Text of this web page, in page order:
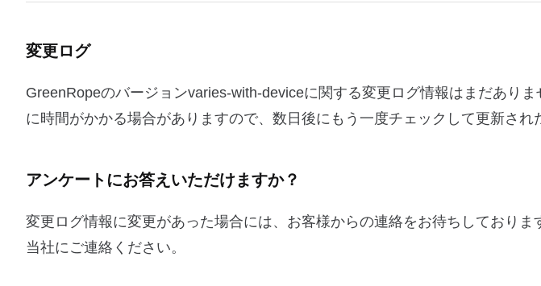
変更ログ
GreenRopeのバージョンvaries-with-deviceに関する変更ログ情報はまだあり
に時間がかかる場合がありますので、数日後にもう一度チェックして更新され
アンケートにお答えいただけますか？
変更ログ情報に変更があった場合には、お客様からの連絡をお待ちしておりま
当社にご連絡ください。